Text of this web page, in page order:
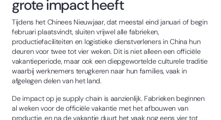
grote impact heeft
Tijdens het Chinees Nieuwjaar, dat meestal eind januari of begin
februari plaatsvindt, sluiten vrijwel alle fabrieken,
productiefaciliteiten en logistieke dienstverleners in China hun
deuren voor twee tot vier weken. Dit is niet alleen een officiële
vakantieperiode, maar ook een diepgewortelde culturele traditie
waarbij werknemers terugkeren naar hun families, vaak in
afgelegen delen van het land.
De impact op je supply chain is aanzienlijk. Fabrieken beginnen
al weken voor de officiële vakantie met het afbouwen van